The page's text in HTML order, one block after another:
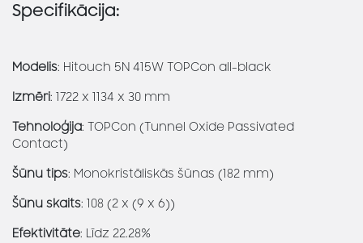
Specifikācija:
Modelis: Hitouch 5N 415W TOPCon all-black
Izmēri: 1722 x 1134 x 30 mm
Tehnoloģija: TOPCon (Tunnel Oxide Passivated
Contact)
Šūnu tips: Monokristāliskās šūnas (182 mm)
Šūnu skaits: 108 (2 x (9 x 6))
Efektivitāte: Līdz 22.28%